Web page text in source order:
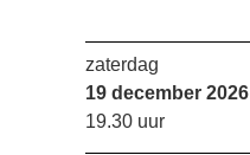
zaterdag
19 december 2026
19.30 uur